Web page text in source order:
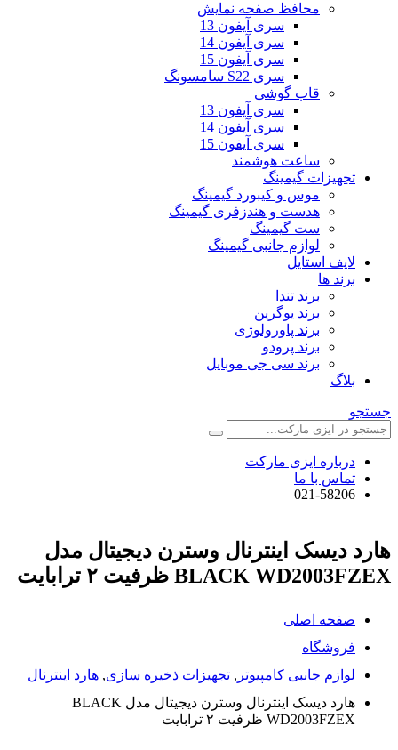
محافظ صفحه نمایش
سری آیفون 13
سری آیفون 14
سری آیفون 15
سری S22 سامسونگ
قاب گوشی
سری آیفون 13
سری آیفون 14
سری آیفون 15
ساعت هوشمند
تجهیزات گیمینگ
موس و کیبورد گیمینگ
هدست و هندزفری گیمینگ
ست گیمینگ
لوازم جانبی گیمینگ
لایف استایل
برند ها
برند تندا
برند یوگرین
برند پاورولوژی
برند پرودو
برند سی جی موبایل
بلاگ
جستجو
درباره ایزی مارکت
تماس با ما
021-58206
هارد دیسک اینترنال وسترن دیجیتال مدل
BLACK WD2003FZEX ظرفیت ۲ ترابایت
صفحه اصلی
فروشگاه
لوازم جانبی کامپیوتر , تجهیزات ذخیره سازی, هارد اینترنال
هارد دیسک اینترنال وسترن دیجیتال مدل BLACK
WD2003FZEX ظرفیت ۲ ترابایت